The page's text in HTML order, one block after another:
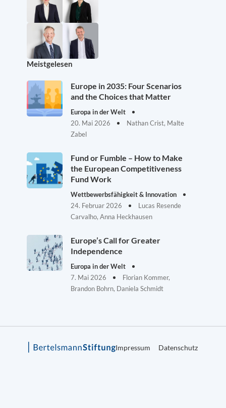
Meistgelesen
Europe in 2035: Four Scenarios
and the Choices that Matter
Europa in der Welt
20. Mai 2026
Nathan Crist, Malte
Zabel
Fund or Fumble – How to Make
the European Competitiveness
Fund Work
Wettbewerbsfähigkeit & Innovation
24. Februar 2026
Lucas Resende
Carvalho, Anna Heckhausen
Europe’s Call for Greater
Independence
Europa in der Welt
7. Mai 2026
Florian Kommer,
Brandon Bohrn, Daniela Schmidt
Impressum Datenschutz